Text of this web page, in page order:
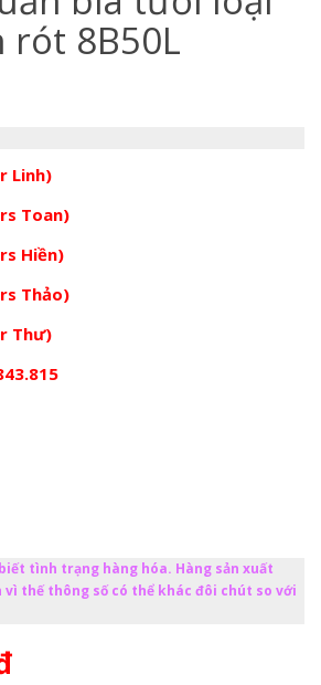
rót 8B50L
Linh)
Toan)
Hiền)
Thảo)
Thư)
tình trạng hàng hóa. Hàng sản xuất
thế thông số có thể khác đôi chút so với